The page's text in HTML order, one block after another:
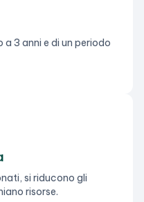
3 anni e di un periodo
si riducono gli
risorse.